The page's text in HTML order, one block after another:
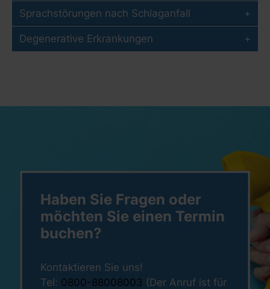
Sprachstörungen nach Schlaganfall
Degenerative Erkrankungen
Haben Sie Fragen oder
möchten Sie einen Termin
buchen?
Kontaktieren Sie uns!
Tel: 0800-88008003 (Der Anruf ist für